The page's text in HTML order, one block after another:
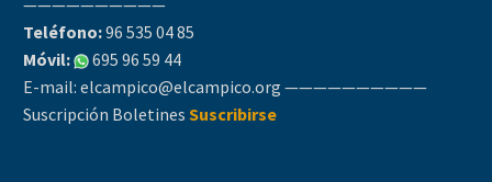
Teléfono:96 535 04 85
Móvil:
695 96 59 44
E-mail: elcampico@elcampico.org ——————————
Suscripción Boletines Suscribirse